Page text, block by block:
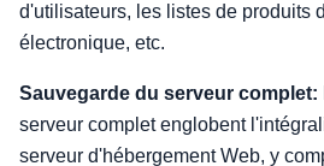
d'utilisateurs, les listes de produits
électronique, etc.
Sauvegarde du serveur complet:
serveur complet englobent
serveur d'hébergement Web, y